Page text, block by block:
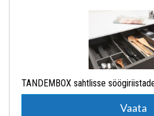
TANDEMBOX sahtlisse
Vaata